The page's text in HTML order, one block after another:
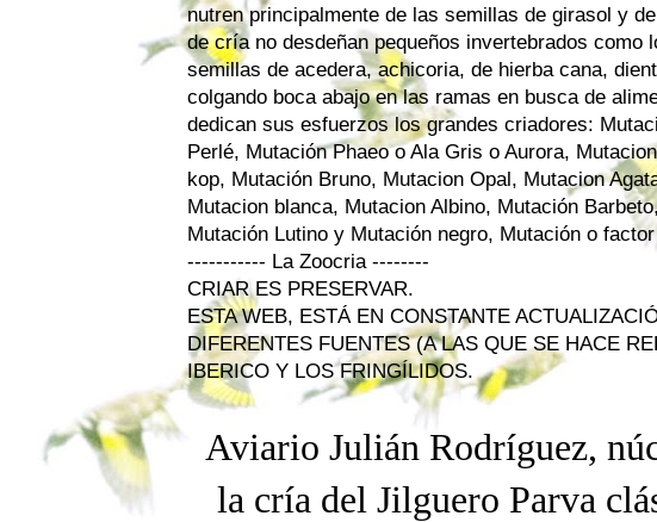
nutren principalmente de las semillas de girasol y
de cría no desdeñan pequeños invertebrados
semillas de acedera, achicoria, de hierba cana,
colgando boca abajo en las ramas en busca de
dedican sus esfuerzos los grandes criadores:
Perlé, Mutación Phaeo o Ala Gris o Aurora,
kop, Mutación Bruno, Mutacion Opal, Mutacion
Mutacion blanca, Mutacion Albino, Mutación
Mutación Lutino y Mutación negro, Mutación o
----------- La Zoocria --------
CRIAR ES PRESERVAR.
ESTA WEB, ESTÁ EN CONSTANTE
DIFERENTES FUENTES (A LAS QUE SE HACE
IBERICO Y LOS FRINGÍLIDOS.
Aviario Julián Rodríguez,
la cría del Jilguero Parva